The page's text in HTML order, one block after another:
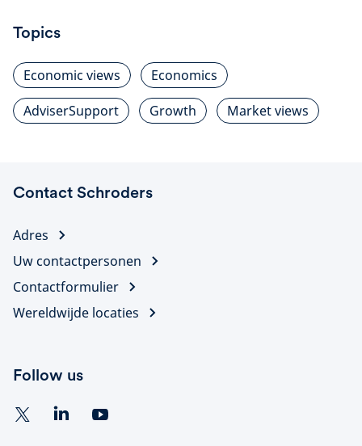
Topics
Economic views
Economics
AdviserSupport
Growth Market views
Contact Schroders
Adres
Uw contactpersonen
Contactformulier
Wereldwijde locaties
Follow us